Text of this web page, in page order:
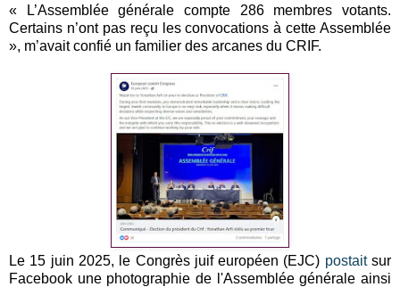
« L’Assemblée générale compte 286 membres votants.
Certains n’ont pas reçu les convocations à cette Assemblée
», m’avait confié un familier des arcanes du CRIF.
Le 15 juin 2025, le Congrès juif européen (EJC) postaitsur
Facebook une photographie de l'Assemblée générale ainsi